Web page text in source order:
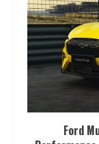
Ford